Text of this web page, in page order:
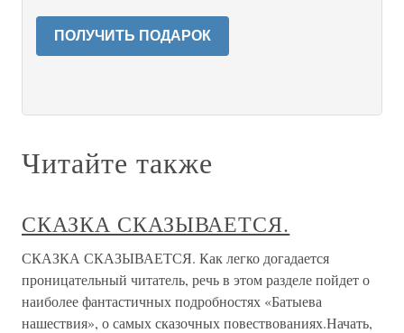
ПОЛУЧИТЬ ПОДАРОК
Читайте также
СКАЗКА СКАЗЫВАЕТСЯ.
СКАЗКА СКАЗЫВАЕТСЯ. Как легко догадается
проницательный читатель, речь в этом разделе пойдет о
наиболее фантастичных подробностях «Батыева
нашествия», о самых сказочных повествованиях.Начать,